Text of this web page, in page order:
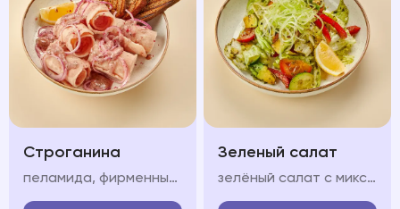
Строганина
пеламида, фирменный соус, красный лук, лимон, тост из черного хлеба
Зеленый салат
зелёный салат с миксом салата, огурцом, болгарским перцем, сельдереем, авокадо, черри и соусом песто